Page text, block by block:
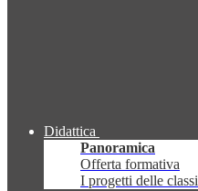
Didattica
Panoramica
Offerta formativa
I progetti delle classi